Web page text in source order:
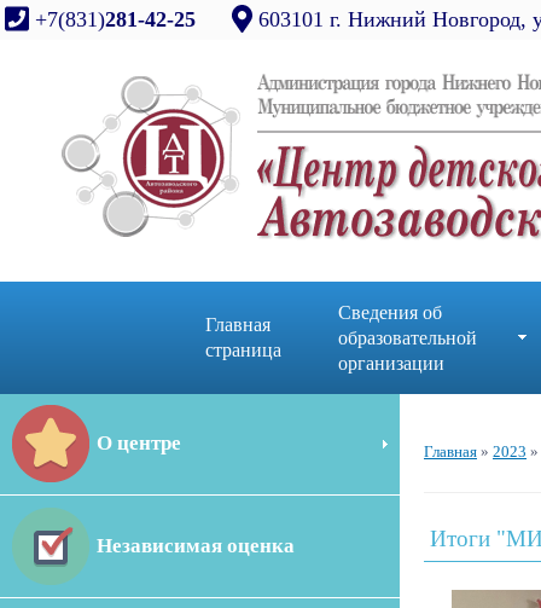
+7(831)281-42-25 603101 г. Нижний Новгород,
Главная
страница
Сведения об
образовательной
организации
О центре
Независимая оценка
Главная » 2023 »
Итоги